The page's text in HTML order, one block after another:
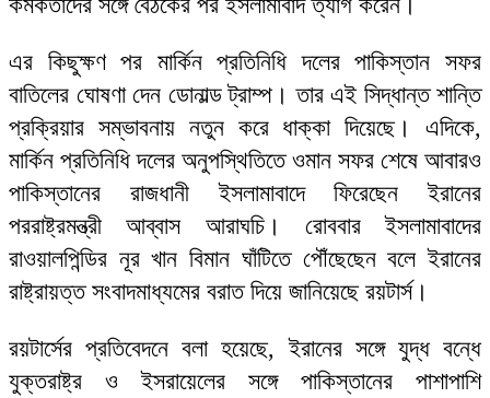
এর কিছুক্ষণ পর মার্কিন প্রতিনিধি দলের পাকিস্তান সফর
বাতিলের ঘোষণা দেন ডোনাল্ড ট্রাম্প। তার এই সিদ্ধান্ত শান্তি
প্রক্রিয়ার সম্ভাবনায় নতুন করে ধাক্কা দিয়েছে। এদিকে,
মার্কিন প্রতিনিধি দলের অনুপস্থিতিতে ওমান সফর শেষে আবারও
পাকিস্তানের রাজধানী ইসলামাবাদে ফিরেছেন ইরানের
পররাষ্ট্রমন্ত্রী আব্বাস আরাঘচি। রোববার ইসলামাবাদের
রাওয়ালপিন্ডির নূর খান বিমান ঘাঁটিতে পৌঁছেছেন বলে ইরানের
রাষ্ট্রায়ত্ত সংবাদমাধ্যমের বরাত দিয়ে জানিয়েছে রয়টার্স।
রয়টার্সের প্রতিবেদনে বলা হয়েছে, ইরানের সঙ্গে যুদ্ধ বন্ধে
যুক্তরাষ্ট্র ও ইসরায়েলের সঙ্গে পাকিস্তানের পাশাপাশি